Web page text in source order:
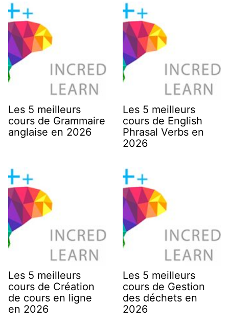
Les 5 meilleurs
cours de Grammaire
anglaise en 2026
Les 5 meilleurs
cours de English
Phrasal Verbs en
2026
Les 5 meilleurs
cours de Création
de cours en ligne
en 2026
Les 5 meilleurs
cours de Gestion
des déchets en
2026